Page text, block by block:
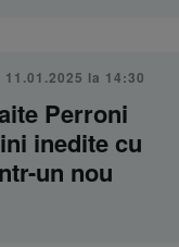
11.01.2025 la 14:30
Perroni
inedite cu
un nou